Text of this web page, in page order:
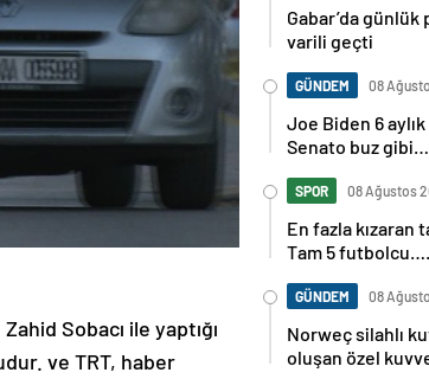
Sobacı ile yaptığı
ve TRT, haber
Gabar’da
varili geçti
GÜNDEM 08
Joe Biden 6
Senato buz gibi…
SPOR 08 Ağustos
En fazla kızaran
Tam 5 futbolcu….
GÜNDEM 08
Norweç silahlı
oluşan özel